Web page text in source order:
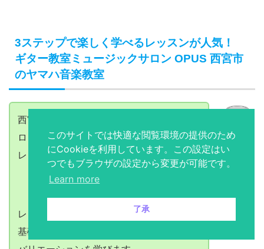
3ステップで楽しく学べるレッスンが人気！
ギター教室ミュージックサロン OPUS 西宮市
のヤマハ音楽教室
びとう
西宮北口駅から徒歩1分のミュージックサ
ロン OPUSは、3ステップで学べるギター
レッスンが好評の教室です。
レッスンのスタートから３カ月はギターの
基礎をしっかり練習、6カ月頃はリズムの
このサイトでは快適な閲覧環境の提供のため
にCookieを利用しています。この設定はい
つでもブラウザの設定から変更が可能です。
Learn more
了承